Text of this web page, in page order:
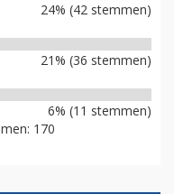
24% (42 stemmen)
21% (36 stemmen)
6% (11 stemmen)
170